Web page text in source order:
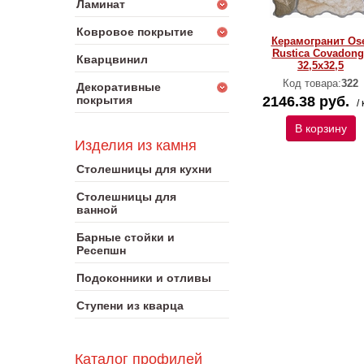
Ламинат
Ковровое покрытие
Кварцвинил
Декоративные
покрытия
Изделия из камня
Столешницы для кухни
Столешницы для
ванной
Барные стойки и
Ресепшн
Подоконники и отливы
Ступени из кварца
Каталог профилей
Керамогранит
Rustica
32,5x32,5
Код товара:322
2146.38 руб. /
В корзину